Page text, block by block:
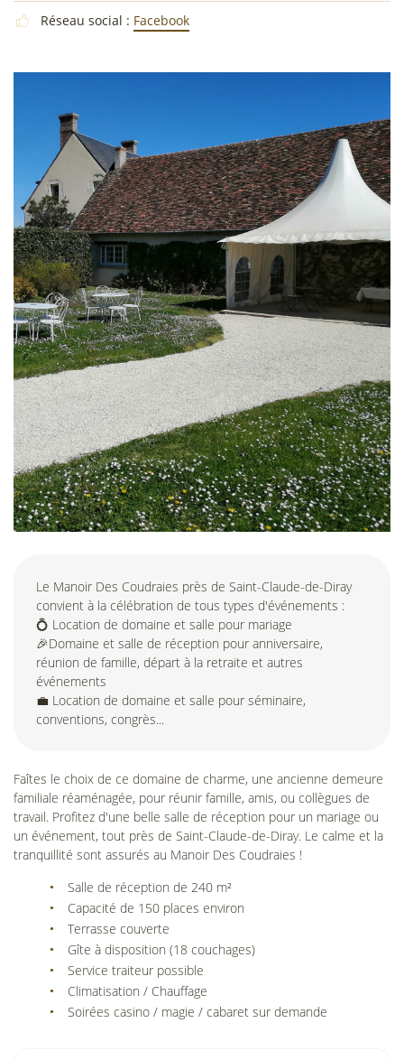
 Réseau social : Facebook
Le Manoir Des Coudraies près de Saint-Claude-de-Diray
convient à la célébration de tous types d'événements :
💍 Location de domaine et salle pour mariage
🎉Domaine et salle de réception pour anniversaire,
réunion de famille, départ à la retraite et autres
événements
💼 Location de domaine et salle pour séminaire,
conventions, congrès...
Faîtes le choix de ce domaine de charme, une ancienne demeure
familiale réaménagée, pour réunir famille, amis, ou collègues de
travail. Profitez d'une belle salle de réception pour un mariage ou
un événement, tout près de Saint-Claude-de-Diray. Le calme et la
tranquillité sont assurés au Manoir Des Coudraies !
Salle de réception de 240 m²
Capacité de 150 places environ
Terrasse couverte
Gîte à disposition (18 couchages)
Service traiteur possible
Climatisation / Chauffage
Soirées casino / magie / cabaret sur demande